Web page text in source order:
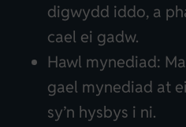
digwydd iddo, a
cael ei gadw.
Hawl mynediad:
gael mynediad at
sy’n hysbys i ni.